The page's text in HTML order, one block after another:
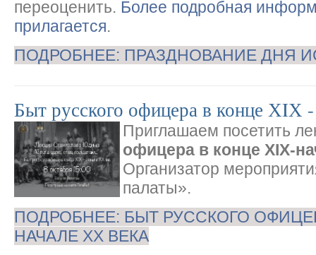
переоценить. Более подробная
прилагается.
ПОДРОБНЕЕ: ПРАЗДНОВАНИЕ ДНЯ
Быт русского офицера в конце ХIХ
Приглашаем посетить
офицера в конце XIX-
Организатор
палаты».
ПОДРОБНЕЕ: БЫТ РУССКОГО
НАЧАЛЕ ХХ ВЕКА